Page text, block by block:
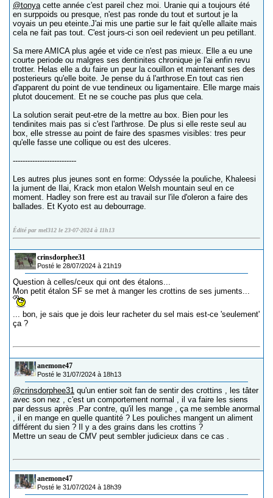
@tonya cette année c'est pareil chez moi. Uranie qui a toujours été
en surppoids ou presque, n'est pas ronde du tout et surtout je la
voyais un peu eteinte.J'ai mis une partie sur le fait qu'elle allaite mais
cela ne fait pas tout. C'est jours-ci son oeil redevient un peu petillant.
Sa mere AMICA plus agée et vide ce n'est pas mieux. Elle a eu une
courte periode ou malgres ses dentinites chronique je l'ai enfin revu
trotter. Helas elle a du faire un peur la couillon et maintenant ses des
posterieurs qu'elle boite. Je pense du á l'arthrose.En tout cas rien
d'apparent du point de vue tendineux ou ligamentaire. Elle marge mais
plutot doucement. Et ne se couche pas plus que cela.
La solution serait peut-etre de la mettre au box. Bien pour les
tendinites mais pas si c'est l'arthrose. De plus si elle reste seul au
box, elle stresse au point de faire des spasmes visibles: tres peur
qu'elle fasse une collique ou est des ulceres.
--------------------------
Les autres plus jeunes sont en forme: Odyssée la pouliche, Khaleesi
la jument de Ilai, Krack mon etalon Welsh mountain seul en ce
moment. Hadley son frere est au travail sur l'ile d'oleron a faire des
ballades. Et Kyoto est au debourrage.
Édité par mel312 le 23-07-2024 à 11h13
crinsdorphee31
Posté le 28/07/2024 à 21h19
Question à celles/ceux qui ont des étalons...
Mon petit étalon SF se met à manger les crottins de ses juments...
... bon, je sais que je dois leur racheter du sel mais est-ce 'seulement'
ça ?
anemone47
Posté le 31/07/2024 à 18h13
@crinsdorphee31 qu'un entier soit fan de sentir des crottins , les tâter
avec son nez , c'est un comportement normal , il va faire les siens
par dessus après .Par contre, qu'il les mange , ça me semble anormal
, il en mange en quelle quantité ? Les pouliches mangent un aliment
différent du sien ? Il y a des grains dans les crottins ?
Mettre un seau de CMV peut sembler judicieux dans ce cas .
anemone47
Posté le 31/07/2024 à 18h39